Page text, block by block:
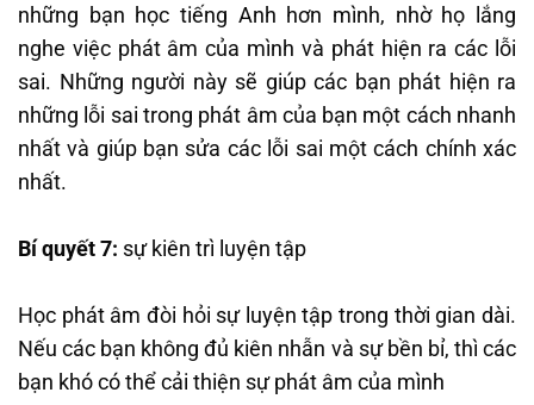
những bạn học tiếng Anh hơn mình, nhờ họ lắng
nghe việc phát âm của mình và phát hiện ra các lỗi
sai. Những người này sẽ giúp các bạn phát hiện ra
những lỗi sai trong phát âm của bạn một cách nhanh
nhất và giúp bạn sửa các lỗi sai một cách chính xác
nhất.
Bí quyết 7: sự kiên trì luyện tập
Học phát âm đòi hỏi sự luyện tập trong thời gian dài.
Nếu các bạn không đủ kiên nhẫn và sự bền bỉ, thì các
bạn khó có thể cải thiện sự phát âm của mình